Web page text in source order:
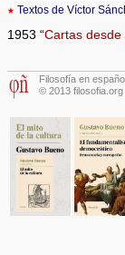
★ Textos de Víctor
1953 “Cartas desde
Filosofía en
© 2013 filosofia.org